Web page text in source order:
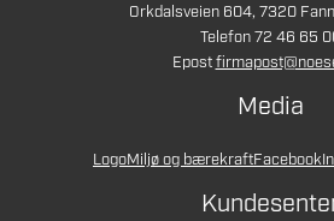
Orkdalsveien 604, 7320
Telefon 72 46 65
Epost
Media
LogoMiljø og bærekraftFacebook